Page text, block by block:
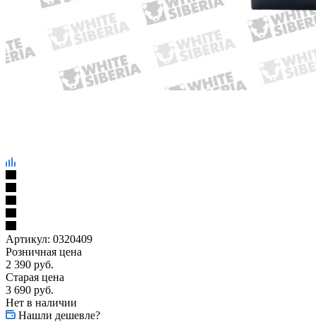
Артикул: 0320409
Розничная цена
2 390 руб.
Старая цена
3 690 руб.
Нет в наличии
Нашли дешевле?